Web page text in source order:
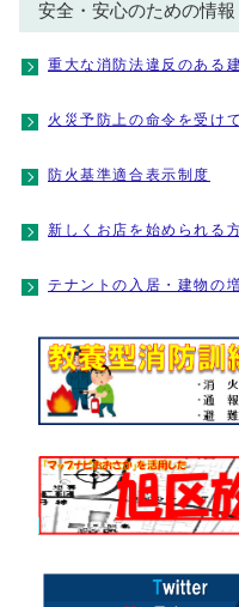
安全・安心のための情報
重大な消防法違反のある
火災予防上の命令を受け
防火基準適合表示制度
新しくお店を始められる
テナントの入居・建物の